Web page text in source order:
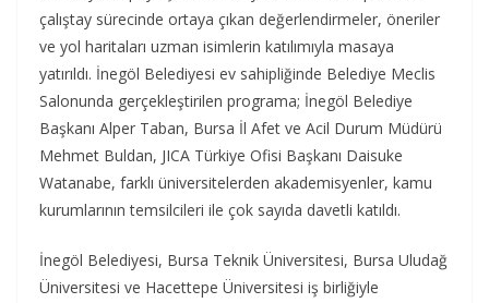
çalıştay sürecinde ortaya çıkan değerlendirmeler, öneriler
ve yol haritaları uzman isimlerin katılımıyla masaya
yatırıldı. İnegöl Belediyesi ev sahipliğinde Belediye Meclis
Salonunda gerçekleştirilen programa; İnegöl Belediye
Başkanı Alper Taban, Bursa İl Afet ve Acil Durum Müdürü
Mehmet Buldan, JICA Türkiye Ofisi Başkanı Daisuke
Watanabe, farklı üniversitelerden akademisyenler, kamu
kurumlarının temsilcileri ile çok sayıda davetli katıldı.
İnegöl Belediyesi, Bursa Teknik Üniversitesi, Bursa Uludağ
Üniversitesi ve Hacettepe Üniversitesi iş birliğiyle